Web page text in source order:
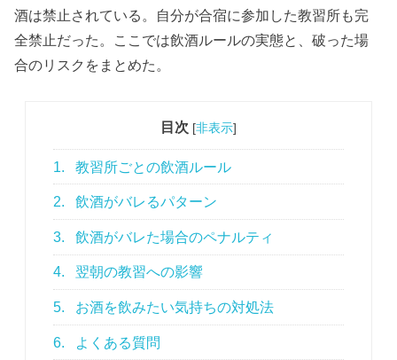
酒は禁止されている。自分が合宿に参加した教習所も完
全禁止だった。ここでは飲酒ルールの実態と、破った場
合のリスクをまとめた。
目次 [非表示]
1. 教習所ごとの飲酒ルール
2. 飲酒がバレるパターン
3. 飲酒がバレた場合のペナルティ
4. 翌朝の教習への影響
5. お酒を飲みたい気持ちの対処法
6. よくある質問